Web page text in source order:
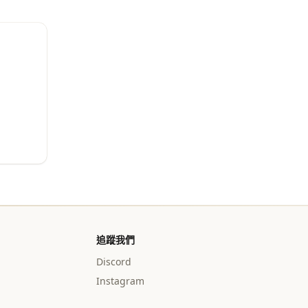
追蹤我們
Discord
Instagram